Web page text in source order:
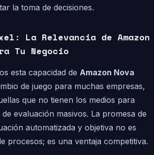
la toma de decisiones.
La Relevancia de Amazon
Tu Negocio
esta capacidad de Amazon Nova
de juego para muchas empresas,
que no tienen los medios para
evaluación masivos. La promesa de
automatizada y objetiva no es
procesos; es una ventaja competitiva.